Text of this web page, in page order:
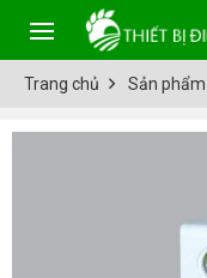
Trang chủ Sản phẩm